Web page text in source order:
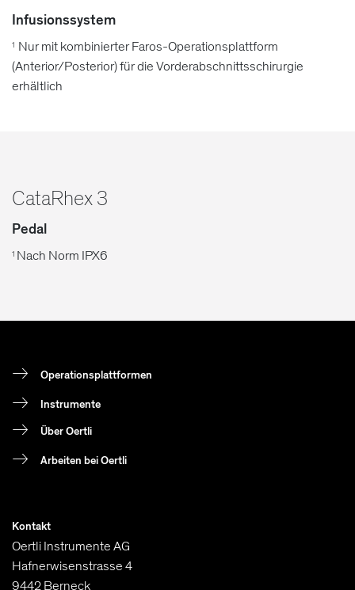
Infusionssystem
1 Nur mit kombinierter Faros-Operationsplattform
(Anterior/Posterior) für die Vorderabschnittsschirurgie
erhältlich
CataRhex 3
Pedal
1 Nach Norm IPX6
Operationsplattformen
Instrumente
Über Oertli
Arbeiten bei Oertli
Kontakt
Oertli Instrumente AG
Hafnerwisenstrasse 4
9442 Berneck